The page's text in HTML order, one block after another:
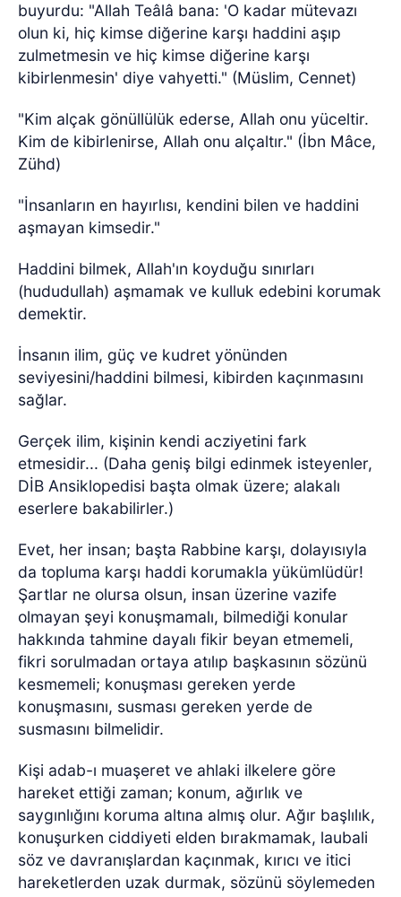
buyurdu: "Allah Teâlâ bana: 'O kadar mütevazı
olun ki, hiç kimse diğerine karşı haddini aşıp
zulmetmesin ve hiç kimse diğerine karşı
kibirlenmesin' diye vahyetti." (Müslim, Cennet)
"Kim alçak gönüllülük ederse, Allah onu yüceltir.
Kim de kibirlenirse, Allah onu alçaltır." (İbn Mâce,
Zühd)
"İnsanların en hayırlısı, kendini bilen ve haddini
aşmayan kimsedir."
Haddini bilmek, Allah'ın koyduğu sınırları
(hududullah) aşmamak ve kulluk edebini korumak
demektir.
İnsanın ilim, güç ve kudret yönünden
seviyesini/haddini bilmesi, kibirden kaçınmasını
sağlar.
Gerçek ilim, kişinin kendi acziyetini fark
etmesidir... (Daha geniş bilgi edinmek isteyenler,
DİB Ansiklopedisi başta olmak üzere; alakalı
eserlere bakabilirler.)
Evet, her insan; başta Rabbine karşı, dolayısıyla
da topluma karşı haddi korumakla yükümlüdür!
Şartlar ne olursa olsun, insan üzerine vazife
olmayan şeyi konuşmamalı, bilmediği konular
hakkında tahmine dayalı fikir beyan etmemeli,
fikri sorulmadan ortaya atılıp başkasının sözünü
kesmemeli; konuşması gereken yerde
konuşmasını, susması gereken yerde de
susmasını bilmelidir.
Kişi adab-ı muaşeret ve ahlaki ilkelere göre
hareket ettiği zaman; konum, ağırlık ve
saygınlığını koruma altına almış olur. Ağır başlılık,
konuşurken ciddiyeti elden bırakmamak, laubali
söz ve davranışlardan kaçınmak, kırıcı ve itici
hareketlerden uzak durmak, sözünü söylemeden